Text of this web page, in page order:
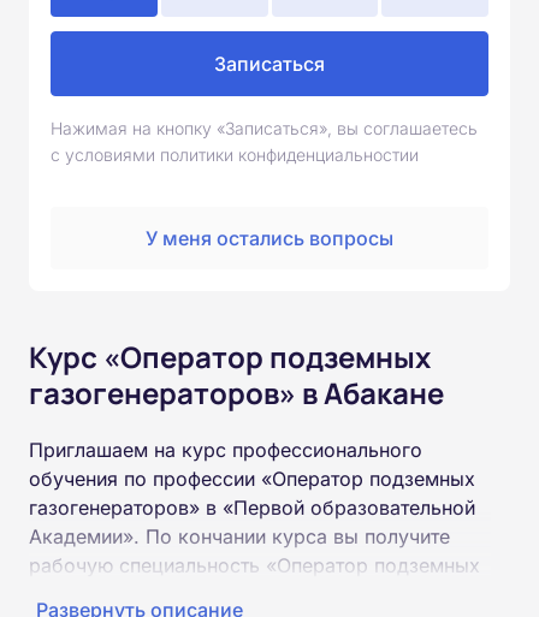
Записаться
Нажимая на кнопку «Записаться», вы соглашаетесь
с условиями политики конфиденциальностии
У меня остались вопросы
Курс «Оператор подземных
газогенераторов» в Абакане
Приглашаем на курс профессионального
обучения по профессии «Оператор подземных
газогенераторов» в «Первой образовательной
Академии». По кончании курса вы получите
рабочую специальность «Оператор подземных
Развернуть описание